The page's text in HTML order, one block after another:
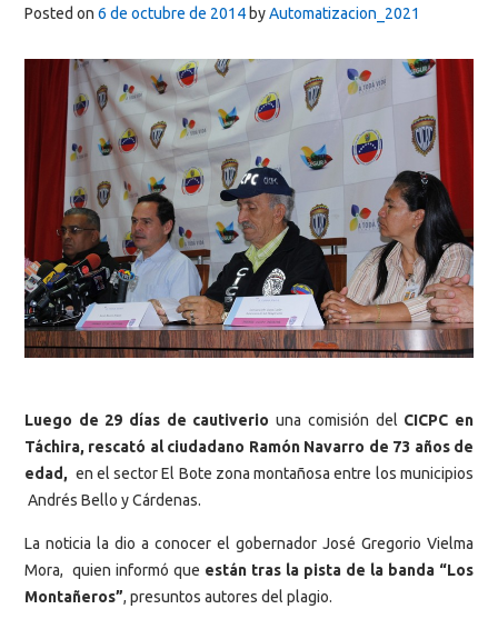
Posted on 6 de octubre de 2014 byAutomatizacion_2021
Luego de 29 días de cautiverio una comisión del CICPC en
Táchira, rescató al ciudadano Ramón Navarro de 73 años de
edad, en el sector El Bote zona montañosa entre los municipios
Andrés Bello y Cárdenas.
La noticia la dio a conocer el gobernador José Gregorio Vielma
Mora, quien informó que están tras la pista de la banda “Los
Montañeros”, presuntos autores del plagio.